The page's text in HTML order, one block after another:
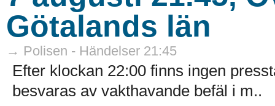
Götalands län
→ Polisen - Händelser 21:45
Efter klockan 22:00 finns ingen
besvaras av vakthavande befäl i m..